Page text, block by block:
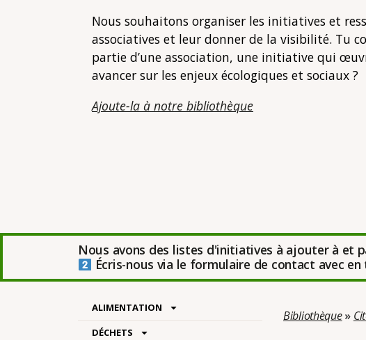
Nous souhaitons organiser les initiatives et
associatives et leur donner de la visibilité. Tu
partie d’une association, une initiative qui
avancer sur les enjeux écologiques et sociaux ?
Ajoute-la à notre bibliothèque
Nous avons des listes d'initiatives à ajouter à et
Écris-nous via le formulaire de contact avec
ALIMENTATION
DÉCHETS
Bibliothèque»